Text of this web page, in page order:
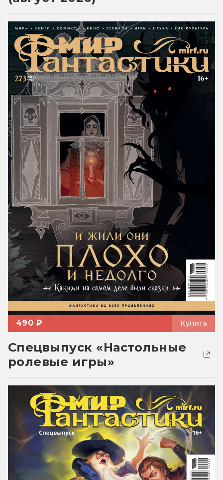
490 ₽ Купить
Спецвыпуск «Настольные
ролевые игры»